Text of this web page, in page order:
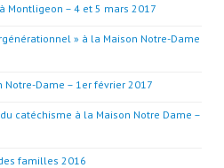
Montligeon – 4 et 5 mars 2017
» à la Maison Notre-Dame
Notre-Dame – 1er février 2017
catéchisme à la Maison Notre Dame –
familles 2016